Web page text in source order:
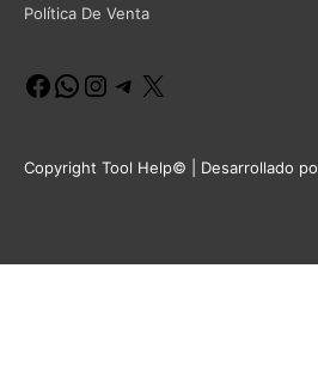
Política De Venta
Facebook
WhatsApp
Instagram
Telegram
Copyright Tool Help© | Desarrollado